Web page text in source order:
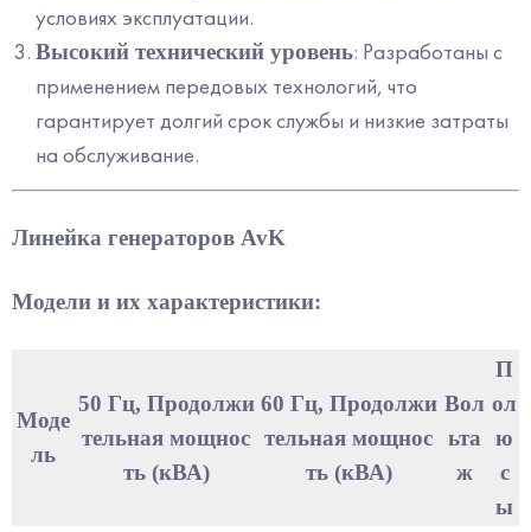
условиях эксплуатации.
Высокий технический уровень: Разработаны с
применением передовых технологий, что
гарантирует долгий срок службы и низкие затраты
на обслуживание.
Линейка генераторов AvK
Модели и их характеристики:
Моде
ль
50 Гц, Продолжи
тельная мощнос
ть (кВА)
60 Гц, Продолжи
тельная мощнос
ть (кВА)
Вол
ьта
ж
П
ол
ю
с
ы